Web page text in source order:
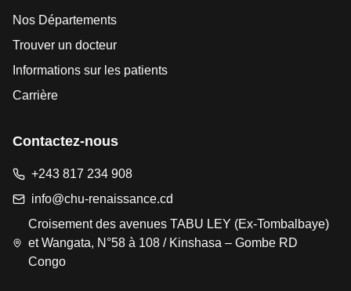
Nos Départements
Trouver un docteur
Informations sur les patients
Carrière
Contactez-nous
+243 817 234 908
info@chu-renaissance.cd
Croisement des avenues TABU LEY (Ex-Tombalbaye)
et Wangata, N°58 à 108 / Kinshasa – Gombe RD
Congo